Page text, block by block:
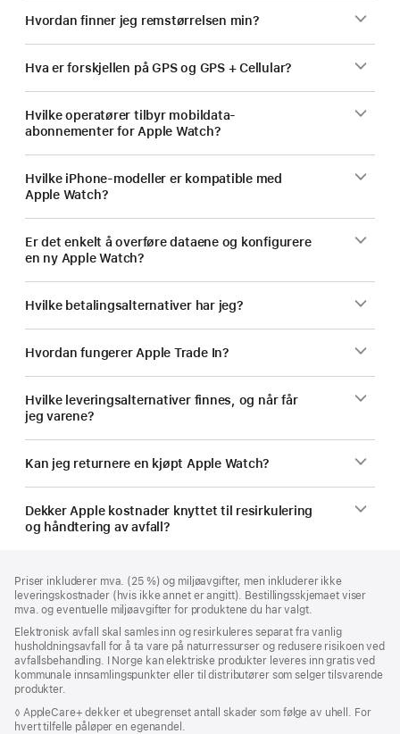
Hvordan finner jeg remstørrelsen min?
Hva er forskjellen på GPS og GPS + Cellular?
Hvilke operatører tilbyr mobildata-
abonnementer for Apple Watch?
Hvilke iPhone-modeller er kompatible med
Apple Watch?
Er det enkelt å overføre dataene og konfigurere
en ny Apple Watch?
Hvilke betalingsalternativer har jeg?
Hvordan fungerer Apple Trade In?
Hvilke leveringsalternativer finnes, og når får
jeg varene?
Kan jeg returnere en kjøpt Apple Watch?
Dekker Apple kostnader knyttet til resirkulering
og håndtering av avfall?
Priser inkluderer mva. (25 %) og miljøavgifter, men inkluderer ikke
leveringskostnader (hvis ikke annet er angitt). Bestillingsskjemaet viser
mva. og eventuelle miljøavgifter for produktene du har valgt.
Elektronisk avfall skal samles inn og resirkuleres separat fra vanlig
husholdningsavfall for å ta vare på naturressurser og redusere risikoen ved
avfallsbehandling. I Norge kan elektriske produkter leveres inn gratis ved
kommunale innsamlingspunkter eller til distributører som selger tilsvarende
produkter.
Fotnote
◊ AppleCare+ dekker et ubegrenset antall skader som følge av uhell. For
hvert tilfelle påløper en egenandel.